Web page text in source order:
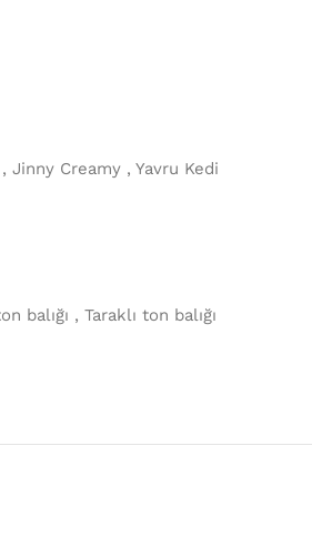
Jinny Creamy , Yavru Kedi
balığı , Taraklı ton balığı